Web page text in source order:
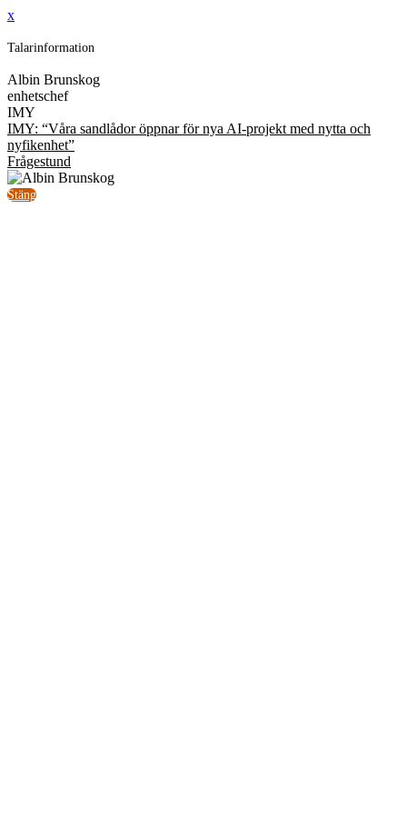
x
Talarinformation
Albin Brunskog
enhetschef
IMY
IMY: “Våra sandlådor öppnar för nya AI-projekt med nytta och
nyfikenhet”
Frågestund
Stäng